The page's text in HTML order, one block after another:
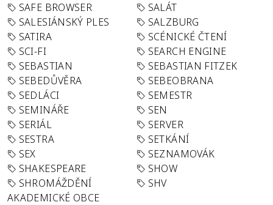
SAFE BROWSER
SALÁT
SALESIÁNSKÝ PLES
SALZBURG
SATIRA
SCÉNICKÉ ČTENÍ
SCI-FI
SEARCH ENGINE
SEBASTIAN
SEBASTIAN FITZEK
SEBEDŮVĚRA
SEBEOBRANA
SEDLÁCI
SEMESTR
SEMINÁŘE
SEN
SERIÁL
SERVER
SESTRA
SETKÁNÍ
SEX
SEZNAMOVÁK
SHAKESPEARE
SHOW
SHROMÁŽDĚNÍ
AKADEMICKÉ OBCE
SHV